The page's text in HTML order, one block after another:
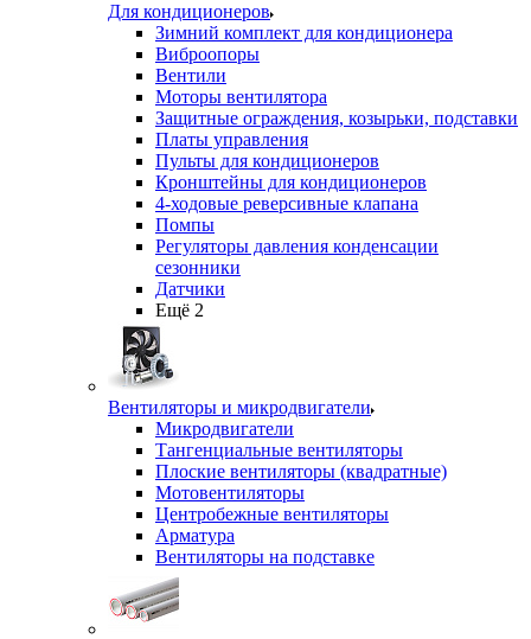
Для кондиционеров
Зимний комплект для кондиционера
Виброопоры
Вентили
Моторы вентилятора
Защитные ограждения, козырьки, подставки
Платы управления
Пульты для кондиционеров
Кронштейны для кондиционеров
4-ходовые реверсивные клапана
Помпы
Регуляторы давления конденсации
сезонники
Датчики
Ещё 2
Вентиляторы и микродвигатели
Микродвигатели
Тангенциальные вентиляторы
Плоские вентиляторы (квадратные)
Мотовентиляторы
Центробежные вентиляторы
Арматура
Вентиляторы на подставке